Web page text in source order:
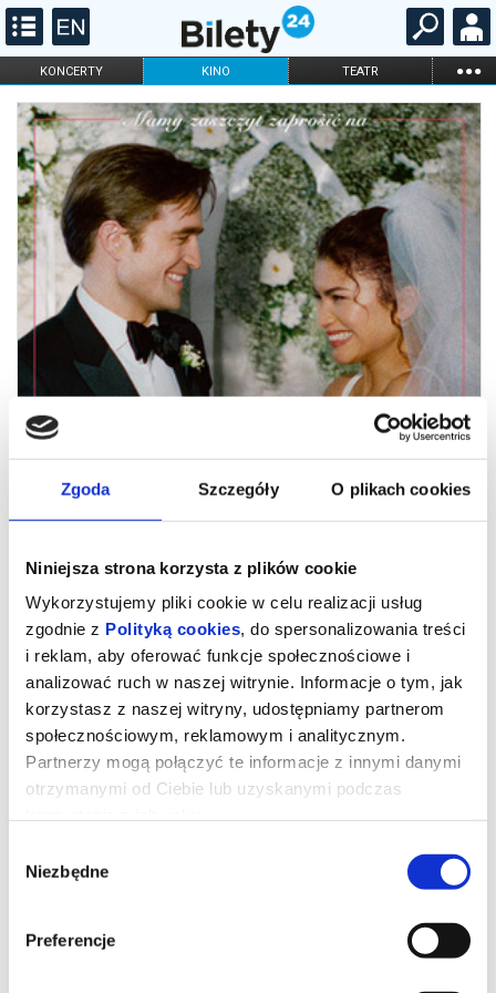
Zgoda Szczegóły O plikach cookies
Niniejsza strona korzysta z plików cookie
Wykorzystujemy pliki cookie w celu realizacji usług
zgodnie z Polityką cookies, do spersonalizowania treści
i reklam, aby oferować funkcje społecznościowe i
analizować ruch w naszej witrynie. Informacje o tym, jak
korzystasz z naszej witryny, udostępniamy partnerom
społecznościowym, reklamowym i analitycznym.
Partnerzy mogą połączyć te informacje z innymi danymi
otrzymanymi od Ciebie lub uzyskanymi podczas
zgody
Niezbędne
Preferencje
KONCERTY KINO TEATR ...
FILHARMONIA OPERA I BALET
STAND-UP
DLA DZIECI
ONLINE KARNETY
Drama
postawieniem kropki nad „i”. No chyba, że do niego wcale nie
dojdzie. Na kilka dni przed ceremonią, na jaw wychodzi szokująca
informacja o przeszłości przyszłej panny młodej, która stawia ją w